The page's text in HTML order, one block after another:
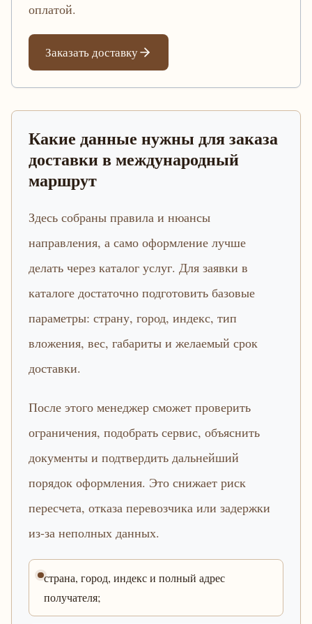
оплатой.
Заказать доставку
Какие данные нужны для заказа
доставки в международный
маршрут
Здесь собраны правила и нюансы
направления, а само оформление лучше
делать через каталог услуг. Для заявки в
каталоге достаточно подготовить базовые
параметры: страну, город, индекс, тип
вложения, вес, габариты и желаемый срок
доставки.
После этого менеджер сможет проверить
ограничения, подобрать сервис, объяснить
документы и подтвердить дальнейший
порядок оформления. Это снижает риск
пересчета, отказа перевозчика или задержки
из-за неполных данных.
страна, город, индекс и полный адрес
получателя;